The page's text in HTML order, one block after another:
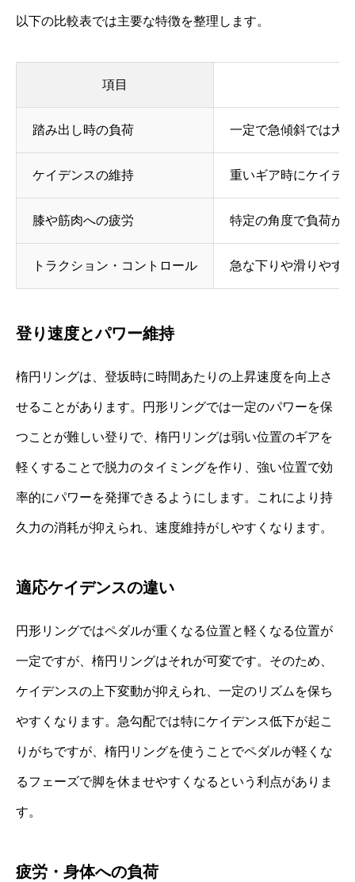
以下の比較表では主要な特徴を整理します。
項目
踏み出し時の負荷 一定で急傾斜では大
ケイデンスの維持 重いギア時にケイデ
膝や筋肉への疲労 特定の角度で負荷が
トラクション・コントロール 急な下りや滑りやす
登り速度とパワー維持
楕円リングは、登坂時に時間あたりの上昇速度を向上さ
せることがあります。円形リングでは一定のパワーを保
つことが難しい登りで、楕円リングは弱い位置のギアを
軽くすることで脱力のタイミングを作り、強い位置で効
率的にパワーを発揮できるようにします。これにより持
久力の消耗が抑えられ、速度維持がしやすくなります。
適応ケイデンスの違い
円形リングではペダルが重くなる位置と軽くなる位置が
一定ですが、楕円リングはそれが可変です。そのため、
ケイデンスの上下変動が抑えられ、一定のリズムを保ち
やすくなります。急勾配では特にケイデンス低下が起こ
りがちですが、楕円リングを使うことでペダルが軽くな
るフェーズで脚を休ませやすくなるという利点がありま
す。
疲労・身体への負荷